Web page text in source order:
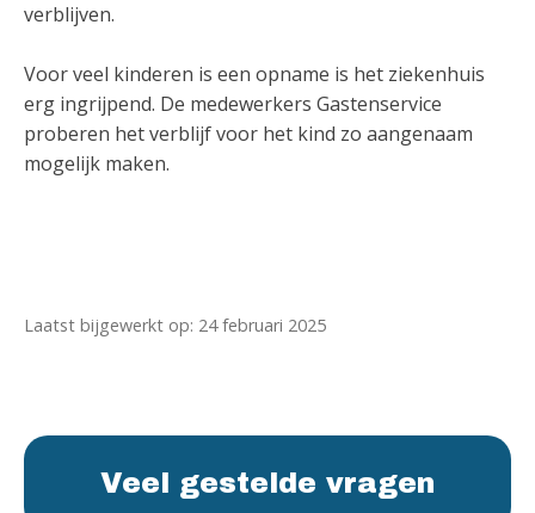
verblijven.
Voor veel kinderen is een opname is het ziekenhuis
erg ingrijpend. De medewerkers Gastenservice
proberen het verblijf voor het kind zo aangenaam
mogelijk maken.
Laatst bijgewerkt op: 24 februari 2025
Veel gestelde vragen